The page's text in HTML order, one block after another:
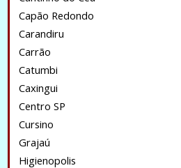
Capão Redondo
Carandiru
Carrão
Catumbi
Caxingui
Centro SP
Cursino
Grajaú
Higienopolis